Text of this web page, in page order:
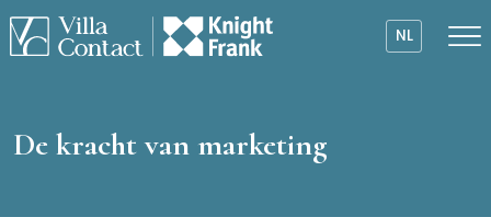
NL
De kracht van marketing